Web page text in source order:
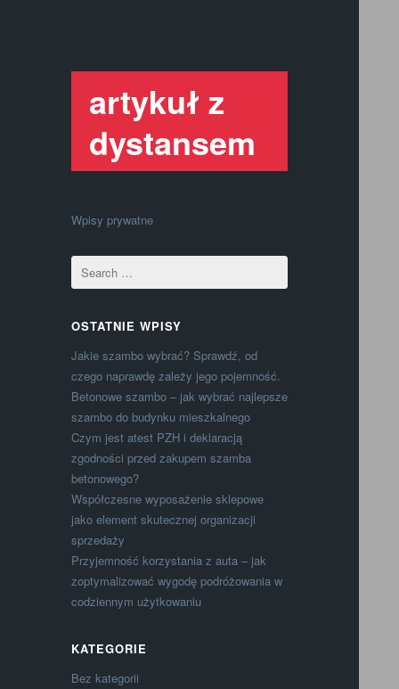
artykuł z
dystansem
Wpisy prywatne
OSTATNIE WPISY
Jakie szambo wybrać? Sprawdź, od
czego naprawdę zależy jego pojemność.
Betonowe szambo – jak wybrać najlepsze
szambo do budynku mieszkalnego
Czym jest atest PZH i deklaracją
zgodności przed zakupem szamba
betonowego?
Współczesne wyposażenie sklepowe
jako element skutecznej organizacji
sprzedaży
Przyjemność korzystania z auta – jak
zoptymalizować wygodę podróżowania w
codziennym użytkowaniu
KATEGORIE
Bez kategorii